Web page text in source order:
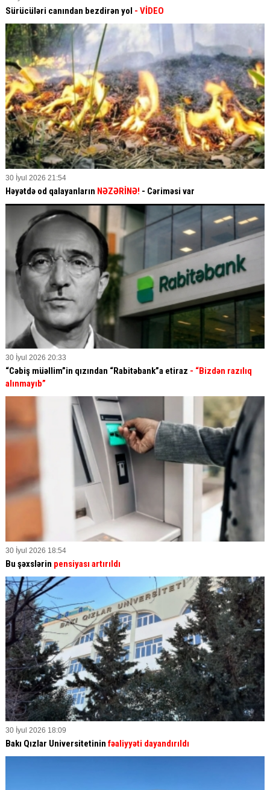
Sürücüləri canından bezdirən yol - VİDEO
30 İyul 2026 21:54
Həyətdə od qalayanların NƏZƏRİNƏ! - Cəriməsi var
30 İyul 2026 20:33
“Cəbiş müəllim”in qızından “Rabitəbank”a etiraz - “Bizdən razılıq
alınmayıb”
30 İyul 2026 18:54
Bu şəxslərin pensiyası artırıldı
30 İyul 2026 18:09
Bakı Qızlar Universitetinin fəaliyyəti dayandırıldı